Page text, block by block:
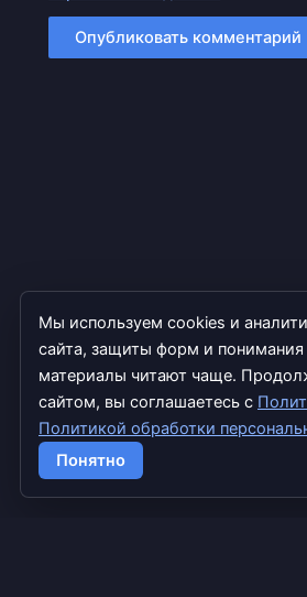
Мы используем cookies и
сайта, защиты форм и понимания
материалы читают чаще.
сайтом, вы соглашаетесь с
Политикой обработки
Понятно